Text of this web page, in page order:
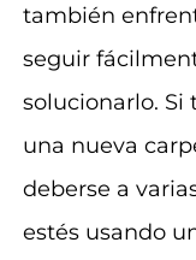
también
seguir
solucionarlo. Si
una nueva
deberse a
estés usando